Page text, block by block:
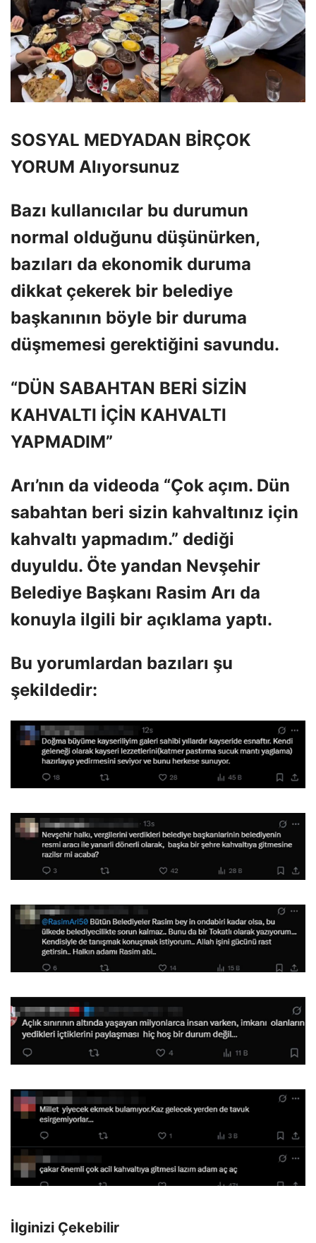
SOSYAL MEDYADAN BİRÇOK
YORUM Alıyorsunuz
Bazı kullanıcılar bu durumun
normal olduğunu düşünürken,
bazıları da ekonomik duruma
dikkat çekerek bir belediye
başkanının böyle bir duruma
düşmemesi gerektiğini savundu.
“DÜN SABAHTAN BERİ SİZİN
KAHVALTI İÇİN KAHVALTI
YAPMADIM”
Arı’nın da videoda “Çok açım. Dün
sabahtan beri sizin kahvaltınız için
kahvaltı yapmadım.” dediği
duyuldu. Öte yandan Nevşehir
Belediye Başkanı Rasim Arı da
konuyla ilgili bir açıklama yaptı.
Bu yorumlardan bazıları şu
şekildedir:
İlginizi Çekebilir